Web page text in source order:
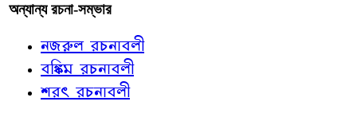
অন্যান্য রচনা-সম্ভার
নজরুল রচনাবলী
বঙ্কিম রচনাবলী
শরৎ রচনাবলী